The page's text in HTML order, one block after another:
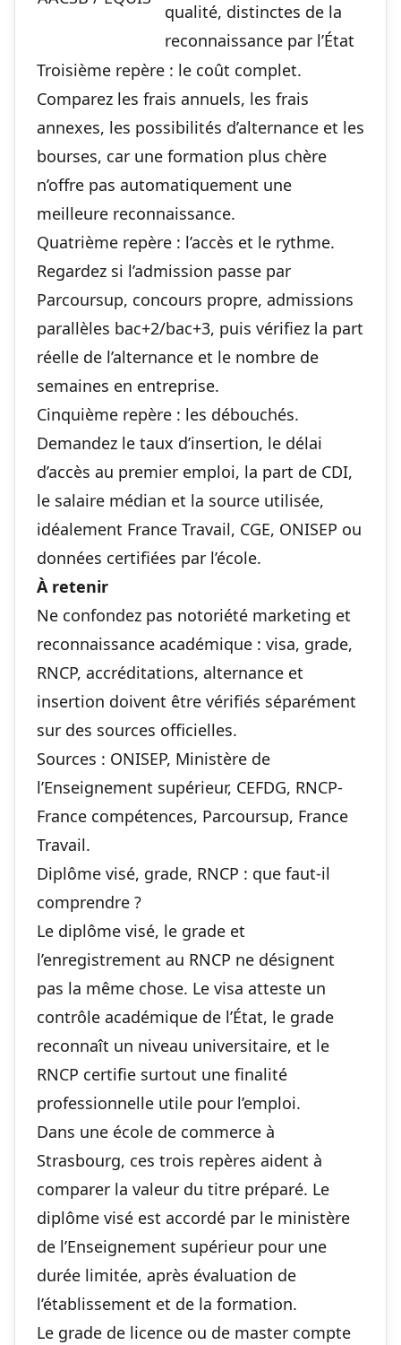
qualité, distinctes de la
reconnaissance par l’État
Troisième repère : le coût complet.
Comparez les frais annuels, les frais
annexes, les possibilités d’alternance et les
bourses, car une formation plus chère
n’offre pas automatiquement une
meilleure reconnaissance.
Quatrième repère : l’accès et le rythme.
Regardez si l’admission passe par
Parcoursup, concours propre, admissions
parallèles bac+2/bac+3, puis vérifiez la part
réelle de l’alternance et le nombre de
semaines en entreprise.
Cinquième repère : les débouchés.
Demandez le taux d’insertion, le délai
d’accès au premier emploi, la part de CDI,
le salaire médian et la source utilisée,
idéalement France Travail, CGE, ONISEP ou
données certifiées par l’école.
À retenir
Ne confondez pas notoriété marketing et
reconnaissance académique : visa, grade,
RNCP, accréditations, alternance et
insertion doivent être vérifiés séparément
sur des sources officielles.
Sources : ONISEP, Ministère de
l’Enseignement supérieur, CEFDG, RNCP-
France compétences, Parcoursup, France
Travail.
Diplôme visé, grade, RNCP : que faut-il
comprendre ?
Le diplôme visé, le grade et
l’enregistrement au RNCP ne désignent
pas la même chose. Le visa atteste un
contrôle académique de l’État, le grade
reconnaît un niveau universitaire, et le
RNCP certifie surtout une finalité
professionnelle utile pour l’emploi.
Dans une école de commerce à
Strasbourg, ces trois repères aident à
comparer la valeur du titre préparé. Le
diplôme visé est accordé par le ministère
de l’Enseignement supérieur pour une
durée limitée, après évaluation de
l’établissement et de la formation.
Le grade de licence ou de master compte